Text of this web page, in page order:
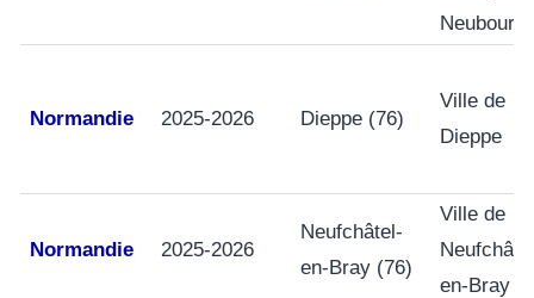
Neubourg
Normandie 2025-2026 Dieppe (76)
Ville de
Dieppe
Normandie 2025-2026
Neufchâtel-
en-Bray (76)
Ville de
en-Bray